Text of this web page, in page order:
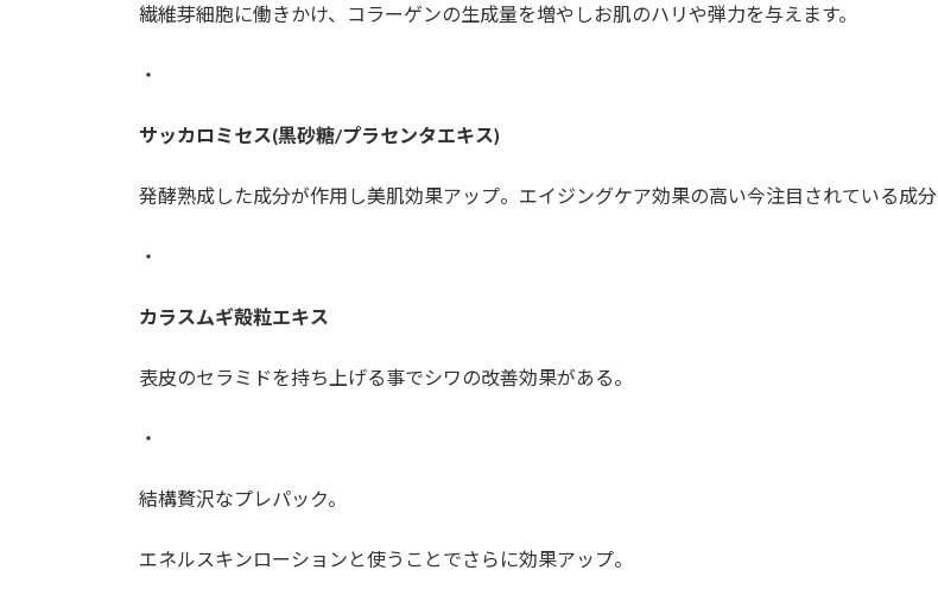
繊維芽細胞に働きかけ、コラーゲンの生成量を増やしお肌のハリや弾力を与えます。
・
サッカロミセス(黒砂糖/プラセンタエキス)
発酵熟成した成分が作用し美肌効果アップ。エイジングケア効果の高い今注目されている成分
・
カラスムギ殻粒エキス
表皮のセラミドを持ち上げる事でシワの改善効果がある。
・
結構贅沢なプレパック。
エネルスキンローションと使うことでさらに効果アップ。